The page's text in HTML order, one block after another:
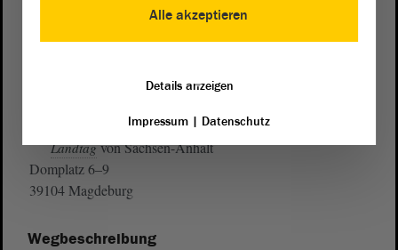
Landtagvon Sachsen-Anhalt
Domplatz 6–9
39104 Magdeburg
Wegbeschreibung
Alle akzeptieren
Details anzeigen
Impressum| Datenschutz